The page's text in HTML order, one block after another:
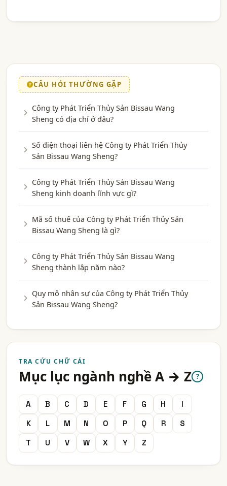
CÂU HỎI THƯỜNG GẶP
Công ty Phát Triển Thủy Sản Bissau Wang
Sheng có địa chỉ ở đâu?
Số điện thoại liên hệ Công ty Phát Triển Thủy
Sản Bissau Wang Sheng?
Công ty Phát Triển Thủy Sản Bissau Wang
Sheng kinh doanh lĩnh vực gì?
Mã số thuế của Công ty Phát Triển Thủy Sản
Bissau Wang Sheng là gì?
Công ty Phát Triển Thủy Sản Bissau Wang
Sheng thành lập năm nào?
Quy mô nhân sự của Công ty Phát Triển Thủy
Sản Bissau Wang Sheng?
TRA CỨU CHỮ CÁI
Mục lục ngành nghề A → Z ?
A B C D E F G H
I
K
L M N O P Q R
S
T
U V W X Y Z